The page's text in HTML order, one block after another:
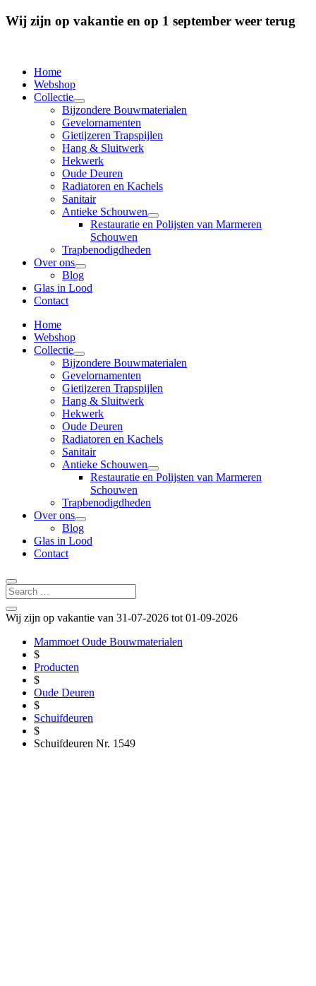
Wij zijn op vakantie en op 1 september weer terug
Home
Webshop
Collectie
Bijzondere Bouwmaterialen
Gevelornamenten
Gietijzeren Trapspijlen
Hang & Sluitwerk
Hekwerk
Oude Deuren
Radiatoren en Kachels
Sanitair
Antieke Schouwen
Restauratie en Polijsten van Marmeren
Schouwen
Trapbenodigdheden
Over ons
Blog
Glas in Lood
Contact
Home
Webshop
Collectie
Bijzondere Bouwmaterialen
Gevelornamenten
Gietijzeren Trapspijlen
Hang & Sluitwerk
Hekwerk
Oude Deuren
Radiatoren en Kachels
Sanitair
Antieke Schouwen
Restauratie en Polijsten van Marmeren
Schouwen
Trapbenodigdheden
Over ons
Blog
Glas in Lood
Contact
Wij zijn op vakantie van 31-07-2026 tot 01-09-2026
Mammoet Oude Bouwmaterialen
$
Producten
$
Oude Deuren
$
Schuifdeuren
$
Schuifdeuren Nr. 1549